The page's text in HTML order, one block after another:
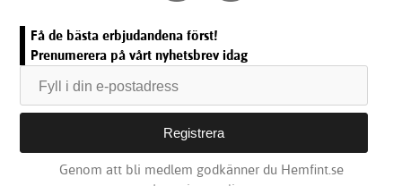
Få de bästa erbjudandena först!
Prenumerera på vårt nyhetsbrev idag
Genom att bli medlem godkänner du Hemfint.se